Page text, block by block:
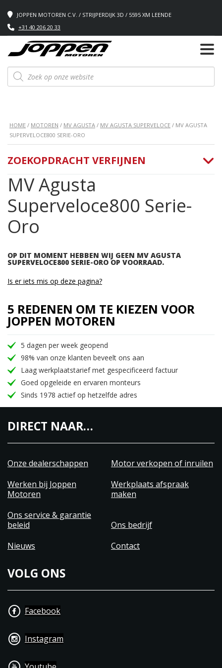
JOPPEN MOTOREN C.V. / STRIJPERDIJK 3D / 5595 XM LEENDE
+31 40 206 20 33
Producten
zoeken
HOME / MOTOREN / MV AGUSTA / MV AGUSTA SUPERVELOCE / MV AGUSTA
SUPERVELOCE800 SERIE-ORO
MV Agusta
Superveloce800 Serie-
Oro
OP DIT MOMENT HEBBEN WIJ GEEN MV AGUSTA
SUPERVELOCE800 SERIE-ORO OP VOORRAAD.
ZOEKOPDRACHT VERFIJNEN
Is er iets mis op deze pagina?
5 REDENEN OM TE KIEZEN VOOR
JOPPEN MOTOREN
5 dagen per week geopend
98% van onze klanten beveelt ons aan
Laag werkplaatstarief met gespecificeerd factuur
Goed opgeleide en ervaren monteurs
Sinds 1978 actief op hetzelfde adres
DIRECT NAAR…
Onze dealerschappen
Motor verkopen of inruilen
Werken bij Joppen
Motoren
Werkplaats afspraak
maken
Ons service & garantie
beleid
Ons bedrijf
Nieuws
Contact
VOLG ONS
Facebook
Instagram